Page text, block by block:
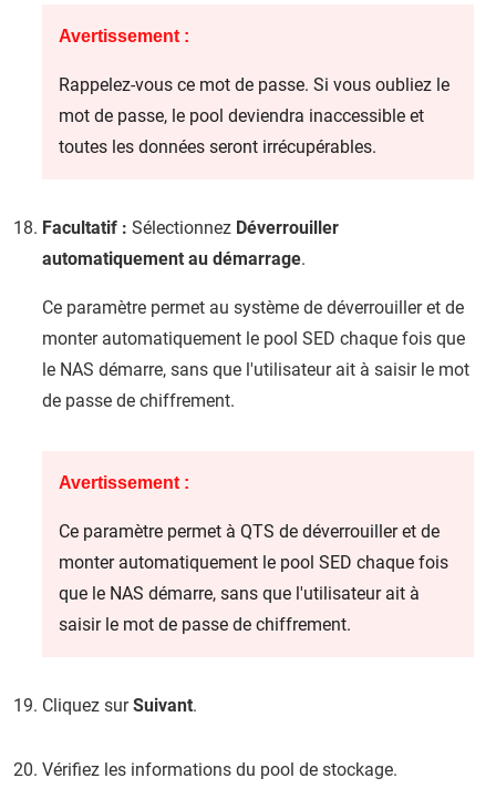
Avertissement :
Rappelez-vous ce mot de passe. Si vous oubliez le
mot de passe, le pool deviendra inaccessible et
toutes les données seront irrécupérables.
Facultatif : Sélectionnez Déverrouiller
automatiquement au démarrage.
Ce paramètre permet au système de déverrouiller et de
monter automatiquement le pool SED chaque fois que
le NAS démarre, sans que l'utilisateur ait à saisir le mot
de passe de chiffrement.
Avertissement :
Ce paramètre permet à QTS de déverrouiller et de
monter automatiquement le pool SED chaque fois
que le NAS démarre, sans que l'utilisateur ait à
saisir le mot de passe de chiffrement.
Cliquez surSuivant.
Vérifiez les informations du pool de stockage.